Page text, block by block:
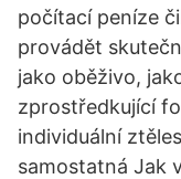
počítací peníze
provádět
jako oběživo,
zprostředkující
individuální
samostatná Jak